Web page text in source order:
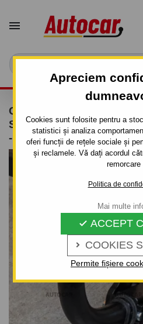
Apreciem
Cookies sunt folosite pentru a
statistici și analiza
oferi funcții de rețele sociale și
și reclamele. Vă dați acordul
remorcare
Politica de
 COOKIES
 ACCEPT
Permite fișiere
Mai multe

CÂRLIG DE
SISTEM DEMONTABIL
- DIN 2008